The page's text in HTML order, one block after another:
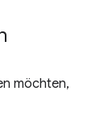
möchten,